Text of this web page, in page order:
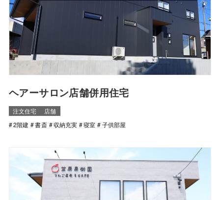
ヘアーサロン店舗併用住宅
注文住宅
店舗
2階建
書斎 収納充実 寝室 子供部屋